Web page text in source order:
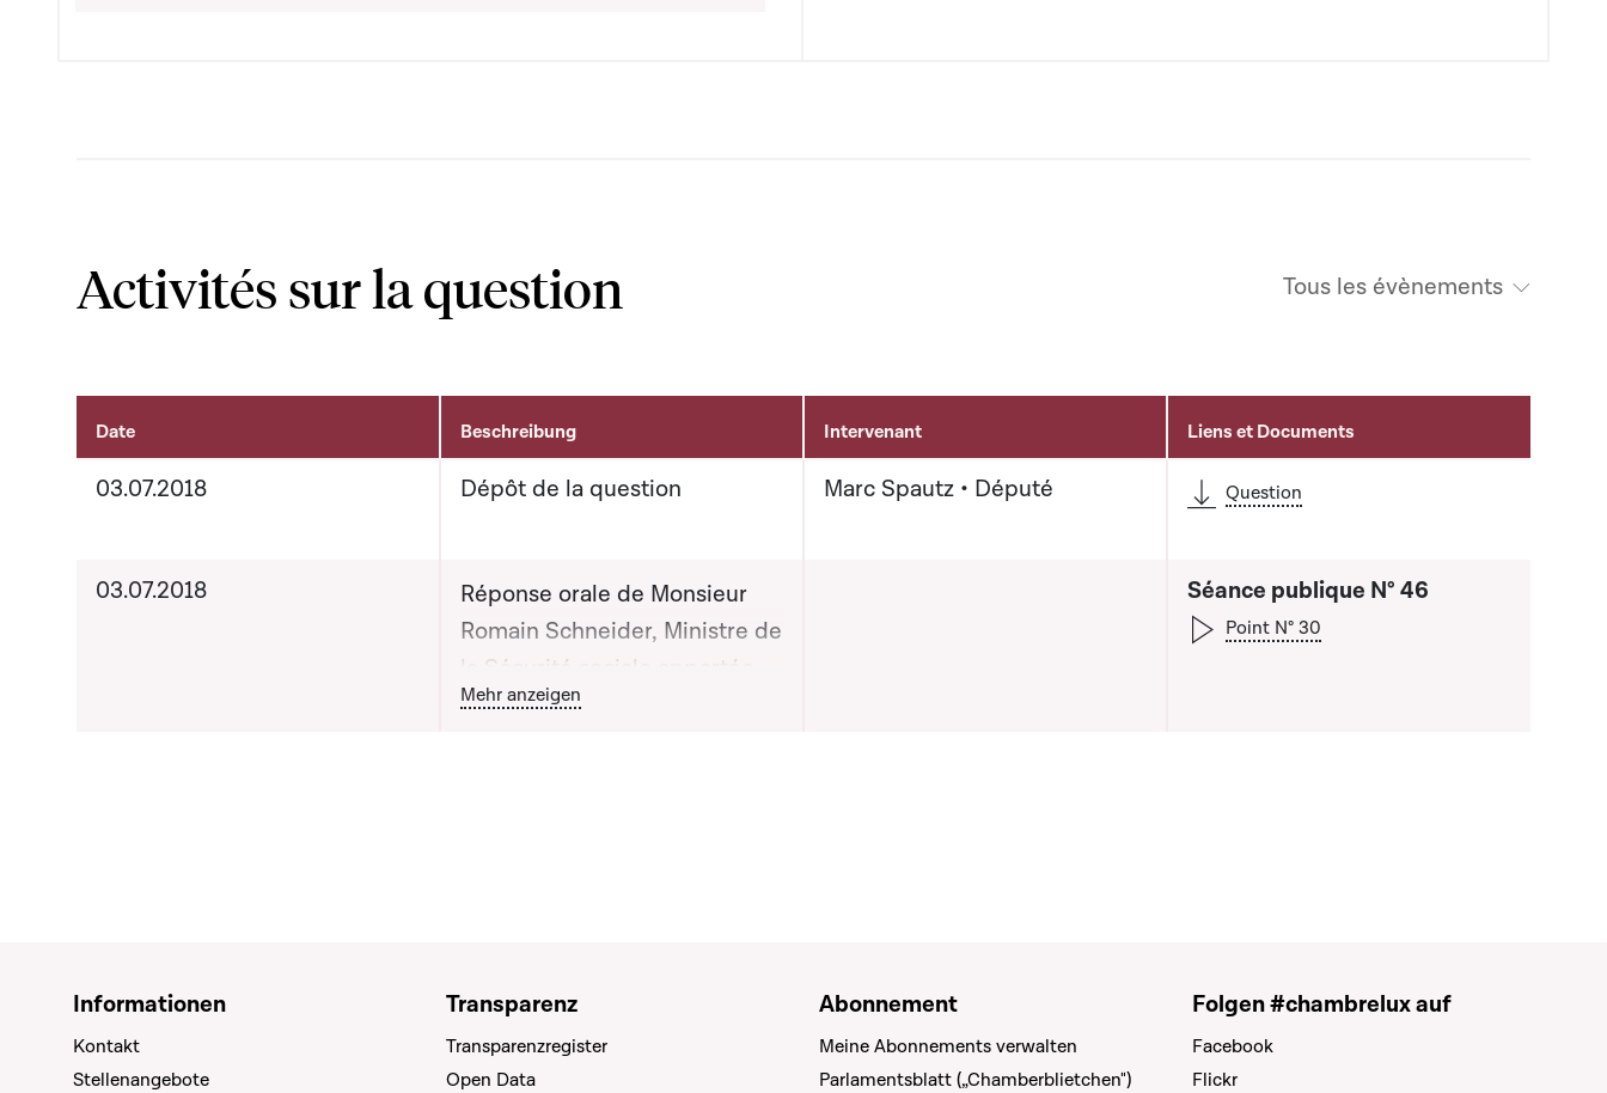
Activités sur la question Tous les évènements
Activités sur le dossier
Date Beschreibung Intervenant Liens et Documents
03.07.2018 Dépôt de la question Marc Spautz • Député Question
03.07.2018
Réponse orale de Monsieur
Romain Schneider, Ministre de
la Sécurité sociale apportée
lors de la séance publique
Bouton graphique servant à afficher ou cacher tous les éléments de la liste qui précède
Mehr anzeigen
Séance publique N° 46
Point N° 30
Informationen
Kontakt
Stellenangebote
Transparenz
Transparenzregister
Open Data
Abonnement
Meine Abonnements verwalten
Parlamentsblatt („Chamberblietchen")
Folgen #chambrelux auf
Facebook
Flickr